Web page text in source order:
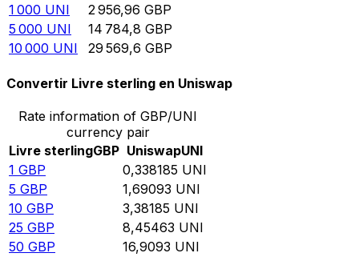
1 000 UNI 2 956,96 GBP
5 000 UNI 14 784,8 GBP
10 000 UNI 29 569,6 GBP
Convertir Livre sterling en Uniswap
Rate information of GBP/UNI
currency pair
Livre sterlingGBP UniswapUNI
1 GBP 0,338185 UNI
5 GBP 1,69093 UNI
10 GBP 3,38185 UNI
25 GBP 8,45463 UNI
50 GBP 16,9093 UNI